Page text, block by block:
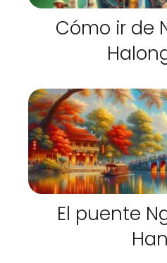
Cómo ir de
El puente